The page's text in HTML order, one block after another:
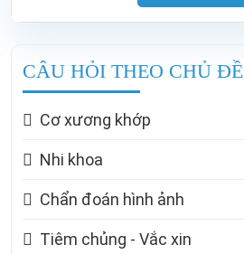
CÂU HỎI THEO CHỦ ĐỀ
Cơ xương khớp
Nhi khoa
Chẩn đoán hình ảnh
Tiêm chủng - Vắc xin